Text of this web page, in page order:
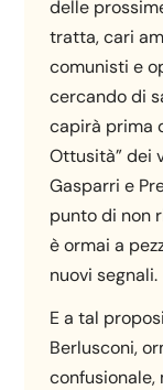
delle
tratta, cari
comunisti e
cercando di
capirà prima
Ottusità” dei
Gasparri e
punto di non
è ormai a
nuovi segnali.
E a tal
Berlusconi,
confusionale,